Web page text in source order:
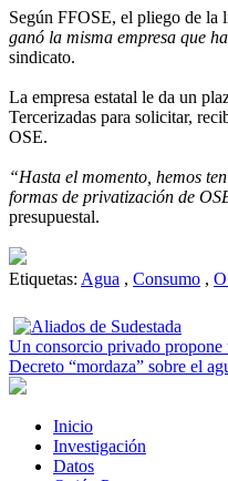
Según FFOSE, el pliego de la
ganó la misma empresa que
sindicato.
La empresa estatal le da un
Tercerizadas para solicitar,
OSE.
“Hasta el momento, hemos
formas de privatización de
presupuestal.
Etiquetas: Agua , Consumo ,
Un consorcio privado propone
Decreto “mordaza” sobre el
Inicio
Investigación
Datos